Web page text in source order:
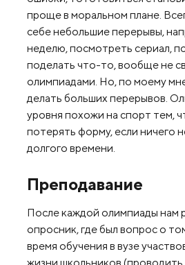
проще в моральном плане.
себе небольшие перерывы,
неделю, посмотреть сериал,
поделать что-то, вообще не
олимпиадами. Но, по моему
делать больших перерывов.
уровня похожи на спорт тем,
потерять форму, если ничего
долгого времени.
Преподавание
После каждой олимпиады нам
опросник, где был вопрос о
время обучения в вузе